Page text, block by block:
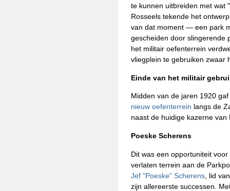
te kunnen uitbreiden met wat "
Rosseels tekende het
van dat moment — een park
gescheiden door slingerende
het militair oefenterrein
vliegplein te gebruiken zwaar
Einde van het militair
Midden van de jaren 1920
nieuw oefenterrein langs de
naast de huidige kazerne van
Poeske Scherens
Dit was een opportuniteit
verlaten terrein aan de
Jef "Poeske" Scherens , lid
zijn allereerste successen.